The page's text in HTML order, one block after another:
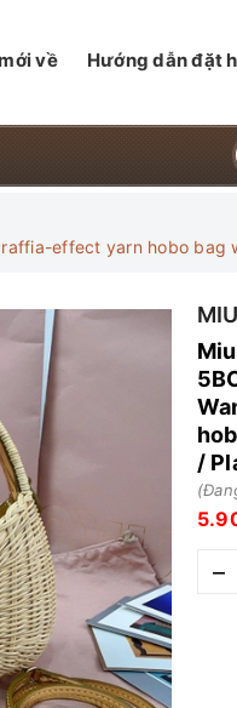
về Hướng dẫn đặt
raffia-effect yarn hobo
/
–